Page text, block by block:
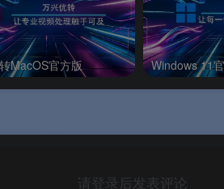
件网提供整理。
MacOS官方版 Windows 11
请登录后发表评论